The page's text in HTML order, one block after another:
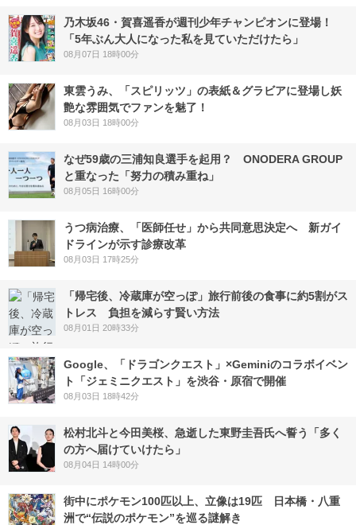
乃木坂46・賀喜遥香が週刊少年チャンピオンに登場！
「5年ぶん大人になった私を見ていただけたら」
08月07日 18時00分
東雲うみ、「スピリッツ」の表紙＆グラビアに登場し妖
艶な雰囲気でファンを魅了！
08月03日 18時00分
なぜ59歳の三浦知良選手を起用？ ONODERA GROUP
と重なった「努力の積み重ね」
08月05日 16時00分
うつ病治療、「医師任せ」から共同意思決定へ 新ガイ
ドラインが示す診療改革
08月03日 17時25分
「帰宅後、冷蔵庫が空っぽ」旅行前後の食事に約5割がス
トレス 負担を減らす賢い方法
08月01日 20時33分
Google、「ドラゴンクエスト」×Geminiのコラボイベン
ト「ジェミニクエスト」を渋谷・原宿で開催
08月03日 18時42分
松村北斗と今田美桜、急逝した東野圭吾氏へ誓う「多く
の方へ届けていけたら」
08月04日 14時00分
街中にポケモン100匹以上、立像は19匹 日本橋・八重
洲で“伝説のポケモン”を巡る謎解き